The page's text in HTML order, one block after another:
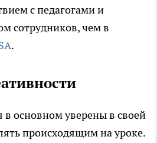
с педагогами и
сотрудников, чем в
.
в основном уверены в своей
происходящим на уроке.